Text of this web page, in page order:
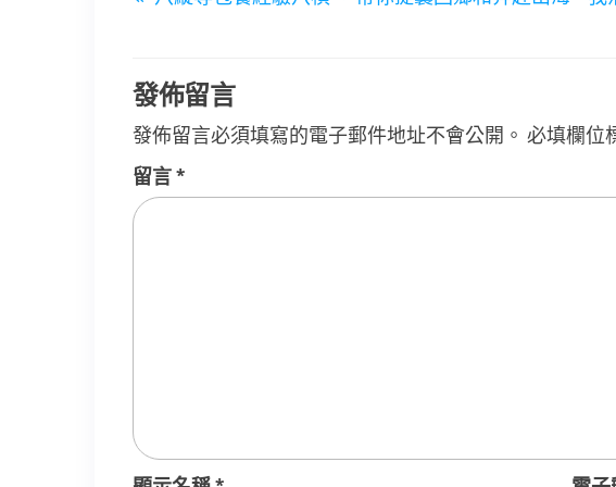
章
覽
發佈留言
發佈留言必須填寫的電子郵件地址不會公開。 必填欄位
留言*